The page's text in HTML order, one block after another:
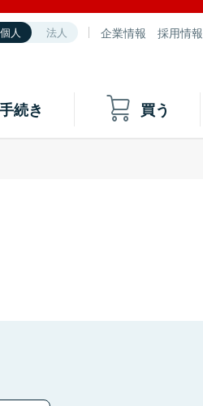
個人 法人 企業情報 採用情報
続き 買う